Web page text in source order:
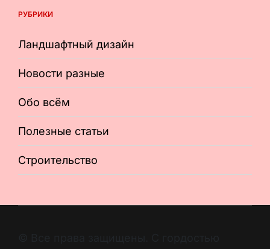
РУБРИКИ
Ландшафтный дизайн
Новости разные
Обо всём
Полезные статьи
Строительство